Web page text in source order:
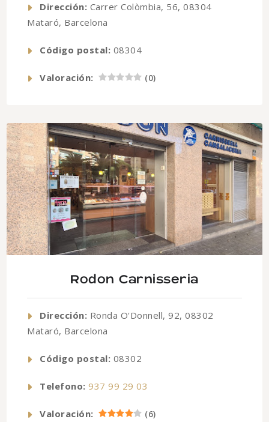
Dirección: Carrer Colòmbia, 56, 08304
Mataró, Barcelona
Código postal: 08304
Valoración: (0)
Rodon Carnisseria
Dirección: Ronda O'Donnell, 92, 08302
Mataró, Barcelona
Código postal: 08302
Telefono: 937 99 29 03
Valoración: (6)